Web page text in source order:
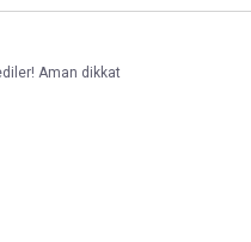
Aman dikkat